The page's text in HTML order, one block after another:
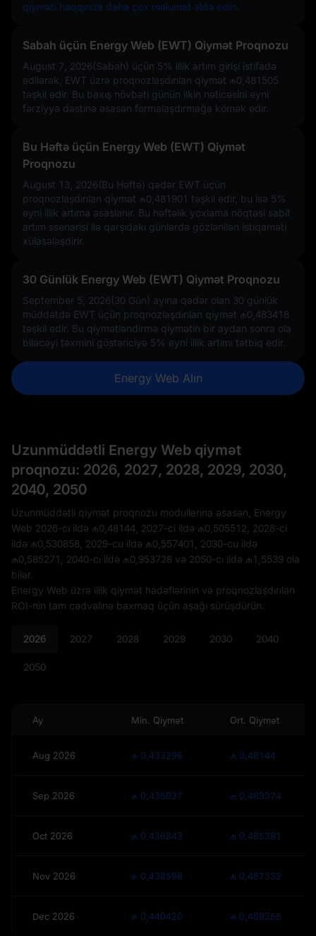
qiyməti haqqında daha çox məlumat əldə edin.
Sabah üçün Energy Web (EWT) Qiymət Proqnozu
August 7, 2026(Sabah) üçün 5% illik artım girişi istifadə
edilərək, EWT üzrə proqnozlaşdırılan qiymət ₼0,481505
təşkil edir. Bu baxış növbəti günün ilkin nəticəsini eyni
fərziyyə dəstinə əsasən formalaşdırmağa kömək edir.
Bu Həftə üçün Energy Web (EWT) Qiymət
Proqnozu
August 13, 2026(Bu Həftə) qədər EWT üçün
proqnozlaşdırılan qiymət ₼0,481901 təşkil edir, bu isə 5%
eyni illik artıma əsaslanır. Bu həftəlik yoxlama nöqtəsi sabit
artım ssenarisi ilə qarşıdakı günlərdə gözlənilən istiqaməti
xülasələşdirir.
30 Günlük Energy Web (EWT) Qiymət Proqnozu
September 5, 2026(30 Gün) ayına qədər olan 30 günlük
müddətdə EWT üçün proqnozlaşdırılan qiymət ₼0,483418
təşkil edir. Bu qiymətləndirmə qiymətin bir aydan sonra ola
biləcəyi təxmini göstəriciyə 5% eyni illik artımı tətbiq edir.
Energy Web Alın
Uzunmüddətli Energy Web qiymət
proqnozu: 2026, 2027, 2028, 2029, 2030,
2040, 2050
Uzunmüddətli qiymət proqnozu modullarına əsasən, Energy
Web 2026-cı ildə ₼0,48144 , 2027-ci ildə ₼0,505512 , 2028-ci
ildə ₼0,530858 , 2029-cu ildə ₼0,557401
, 2030-cu ildə
₼0,585271
, 2040-cı ildə ₼0,953728 və 2050-cı ildə ₼1,5539 ola
bilər.
Energy Web üzrə illik qiymət hədəflərinin və proqnozlaşdırılan
ROI-nin tam cədvəlinə baxmaq üçün aşağı sürüşdürün.
2026 2027 2028 2029 2030 2040
2050
Ay Min. Qiymət Ort. Qiymət
Aug 2026 ₼ 0,433296 ₼ 0,48144
Sep 2026 ₼ 0,435037 ₼ 0,483374
Oct 2026 ₼ 0,436843 ₼ 0,485381
Nov 2026 ₼ 0,438598 ₼ 0,487332
Dec 2026 ₼ 0,440420 ₼ 0,489355